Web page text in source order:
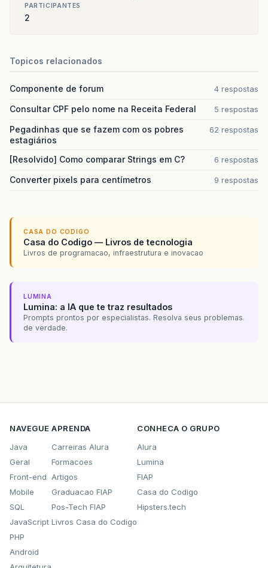
PARTICIPANTES
2
Topicos relacionados
Componente de forum 4 respostas
Consultar CPF pelo nome na Receita Federal 5 respostas
Pegadinhas que se fazem com os pobres
estagiários
62 respostas
[Resolvido] Como comparar Strings em C? 6 respostas
Converter pixels para centímetros 9 respostas
CASA DO CODIGO
Casa do Codigo — Livros de tecnologia
Livros de programacao, infraestrutura e inovacao
LUMINA
Lumina: a IA que te traz resultados
Prompts prontos por especialistas. Resolva seus problemas
de verdade.
NAVEGUE
Java
Geral
Front-end
Mobile
SQL
JavaScript
PHP
Android
APRENDA
Carreiras Alura
Formacoes
Artigos
Graduacao FIAP
Pos-Tech FIAP
Livros Casa do Codigo
CONHECA O GRUPO
Alura
Lumina
FIAP
Casa do Codigo
Hipsters.tech